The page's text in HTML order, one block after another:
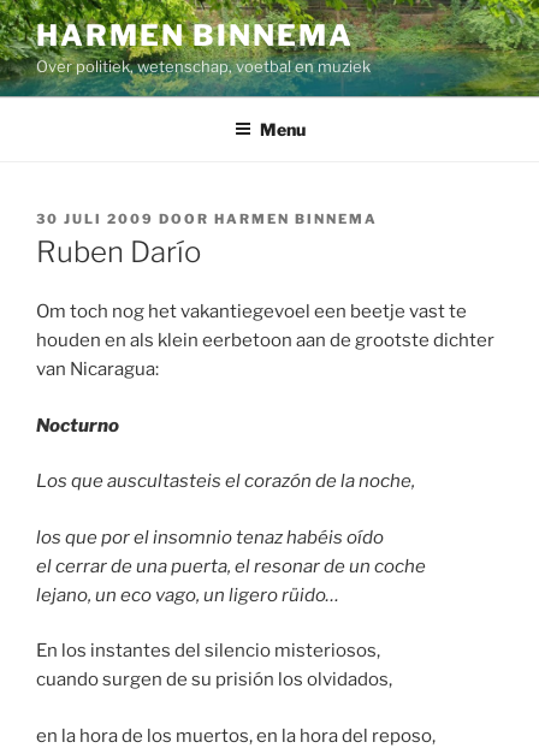
Ga
naar
de
inhoud
HARMEN BINNEMA
Over politiek, wetenschap, voetbal en muziek
Menu
GEPLAATST
OP
30 JULI 2009 DOOR HARMEN BINNEMA
Ruben Darío
Om toch nog het vakantiegevoel een beetje vast te
houden en als klein eerbetoon aan de grootste dichter
van Nicaragua:
Nocturno
Los que auscultasteis el corazón de la noche,
los que por el insomnio tenaz habéis oído
el cerrar de una puerta, el resonar de un coche
lejano, un eco vago, un ligero rüido…
En los instantes del silencio misteriosos,
cuando surgen de su prisión los olvidados,
en la hora de los muertos, en la hora del reposo,